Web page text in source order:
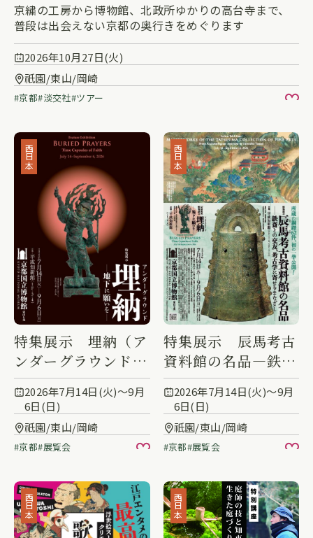
京繍の工房から博物館、北政所ゆかりの高台寺まで、
普段は出会えない京都の奥行きをめぐります
2026年10月27日(火)
祇園/東山/岡崎
京都 淡交社 ツアー お
西日本
特集展示 埋納（ア
ンダーグラウンド）
―地下に願いを―
2026年7月14日(火)〜9月
6日(日)
祇園/東山/岡崎
京都 展覧会 お気に入り
西日本
特集展示 辰馬考古
資料館の名品―鉄斎
との交友、考古学に
寄せるまなざし―
2026年7月14日(火)〜9月
6日(日)
祇園/東山/岡崎
京都 展覧会 お
西日本 西日本